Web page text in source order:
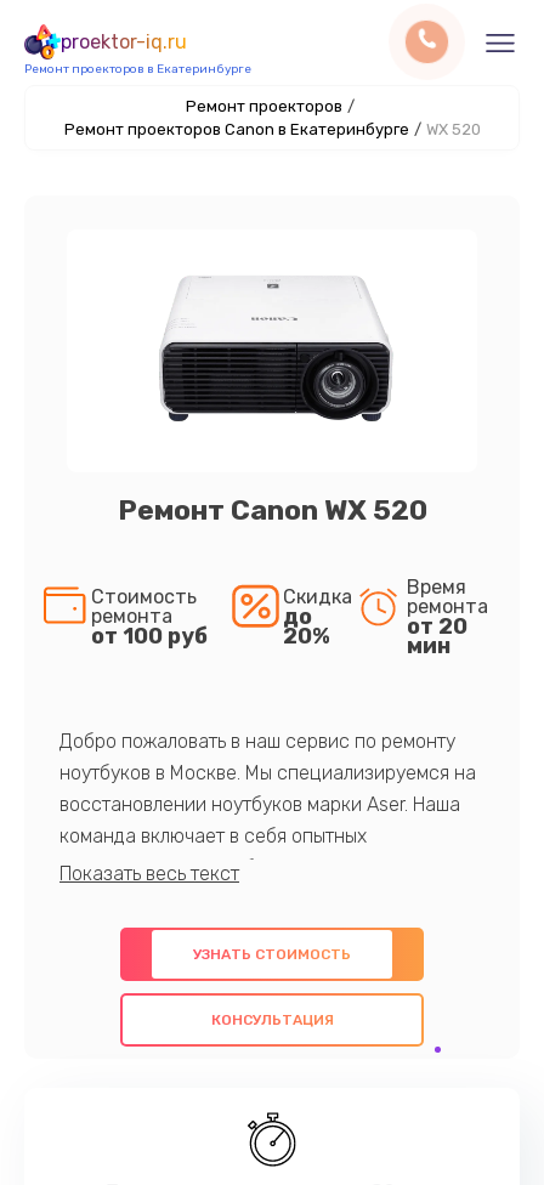
proektor-iq.ru
Ремонт проекторов в Екатеринбурге
Ремонт проекторов /
Ремонт проекторов Canon в Екатеринбурге / WX 520
Ремонт Canon WX 520
Стоимость
ремонта
от 100 руб
Скидка
до
20%
Время
ремонта
от 20
мин
Добро пожаловать в наш сервис по ремонту
ноутбуков в Москве. Мы специализируемся на
восстановлении ноутбуков марки Aser. Наша
команда включает в себя опытных
профессионалов с обширными знаниями и
предлагаем быстрый и качественный ремонт с
использованием оригинальных компонентов, а
также гарантируем качество всех
проведенных работ. Наша цель - предоставить
наилучшим образом. Не медлите записаться на
УЗНАТЬ СТОИМОСТЬ
КОНСУЛЬТАЦИЯ